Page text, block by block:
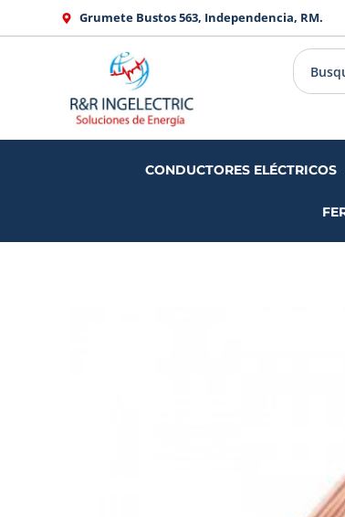
al
Grumete Bustos 563, Independencia, RM.
CONDUCTORES ELÉCTRICOS